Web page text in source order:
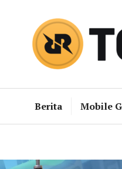
Berita Mobile